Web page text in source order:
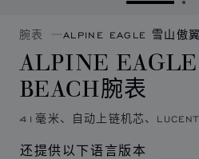
转到幻灯
转
腕表 ALPINE EAGLE 雪山傲
ALPINE EAGLE
BEACH腕表
41毫米、自动上链机芯、
还提供以下语言版本